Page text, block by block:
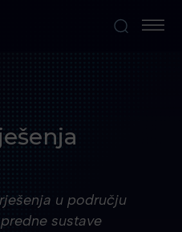
u području
sustave